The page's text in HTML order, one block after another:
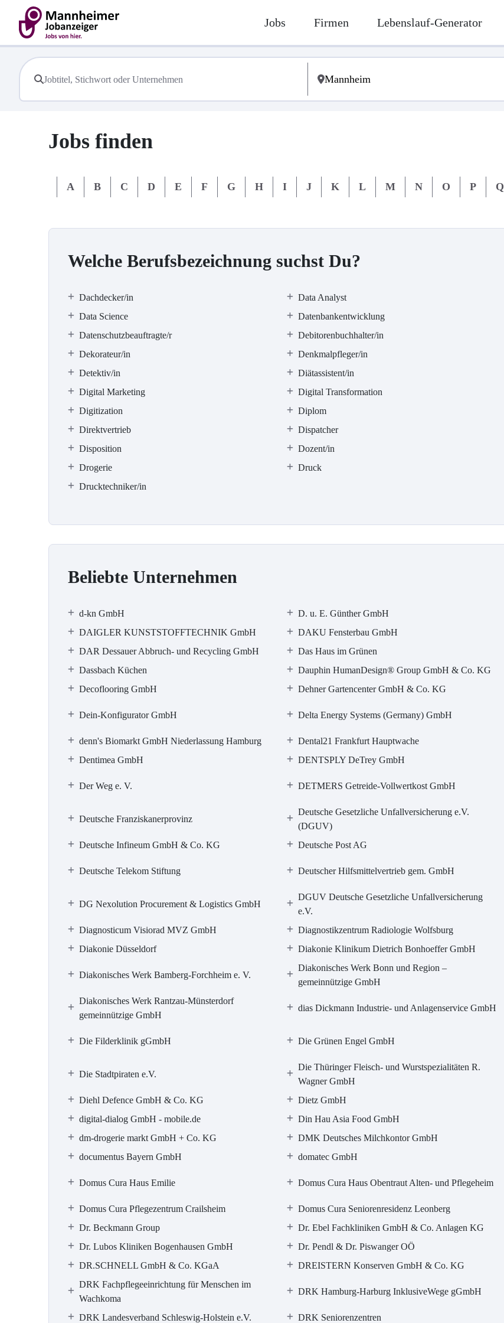
Jobs Firmen Lebenslauf-Generator
Jobs finden
A B C D E F G H I J K L M N O P Q
Welche Berufsbezeichnung suchst Du?
Dachdecker/in Data Analyst
Data Science
Datenbankentwicklung
Datenschutzbeauftragte/r
Debitorenbuchhalter/in
Dekorateur/in
Denkmalpfleger/in
Detektiv/in
Diätassistent/in
Digital Marketing
Digital Transformation
Digitization
Diplom
Direktvertrieb
Dispatcher
Disposition
Dozent/in
Drogerie
Druck
Drucktechniker/in
Beliebte Unternehmen
d-kn GmbH D. u. E. Günther GmbH
DAIGLER KUNSTSTOFFTECHNIK GmbH
DAKU Fensterbau GmbH
DAR Dessauer Abbruch- und Recycling GmbH
Das Haus im Grünen
Dassbach Küchen
Dauphin HumanDesign® Group GmbH & Co. KG
Decoflooring GmbH
Dehner Gartencenter GmbH & Co. KG
Dein-Konfigurator GmbH Delta Energy Systems (Germany) GmbH
denn's Biomarkt GmbH Niederlassung Hamburg
Dental21 Frankfurt Hauptwache
Dentimea GmbH
DENTSPLY DeTrey GmbH
Der Weg e. V. DETMERS Getreide-Vollwertkost GmbH
Deutsche Franziskanerprovinz
Deutsche Gesetzliche Unfallversicherung e.V.
(DGUV)
Deutsche Infineum GmbH & Co. KG Deutsche Post AG
Deutsche Telekom Stiftung Deutscher Hilfsmittelvertrieb gem. GmbH
DG Nexolution Procurement & Logistics GmbH
DGUV Deutsche Gesetzliche Unfallversicherung
e.V.
Diagnosticum Visiorad MVZ GmbH Diagnostikzentrum Radiologie Wolfsburg
Diakonie Düsseldorf
Diakonie Klinikum Dietrich Bonhoeffer GmbH
Diakonisches Werk Bamberg-Forchheim e. V.
Diakonisches Werk Bonn und Region –
gemeinnützige GmbH
Diakonisches Werk Rantzau-Münsterdorf
gemeinnützige GmbH
dias Dickmann Industrie- und Anlagenservice GmbH
Die Filderklinik gGmbH Die Grünen Engel GmbH
Die Stadtpiraten e.V.
Die Thüringer Fleisch- und Wurstspezialitäten R.
Wagner GmbH
Diehl Defence GmbH & Co. KG Dietz GmbH
digital-dialog GmbH - mobile.de
Din Hau Asia Food GmbH
dm-drogerie markt GmbH + Co. KG
DMK Deutsches Milchkontor GmbH
documentus Bayern GmbH
domatec GmbH
Domus Cura Haus Emilie Domus Cura Haus Obentraut Alten- und Pflegeheim
Domus Cura Pflegezentrum Crailsheim
Domus Cura Seniorenresidenz Leonberg
Dr. Beckmann Group
Dr. Ebel Fachkliniken GmbH & Co. Anlagen KG
Dr. Lubos Kliniken Bogenhausen GmbH
Dr. Pendl & Dr. Piswanger OÖ
DR.SCHNELL GmbH & Co. KGaA
DREISTERN Konserven GmbH & Co. KG
DRK Fachpflegeeinrichtung für Menschen im
Wachkoma
DRK Hamburg-Harburg InklusiveWege gGmbH
DRK Landesverband Schleswig-Holstein e.V. DRK Seniorenzentren